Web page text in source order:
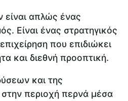
απλώς ένας
Είναι ένας στρατηγικός
που επιδιώκει
και διεθνή προοπτική.
και της
στην περιοχή περνά μέσα